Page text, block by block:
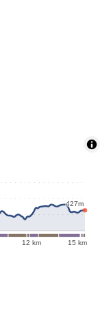
12 km 15 km
427m